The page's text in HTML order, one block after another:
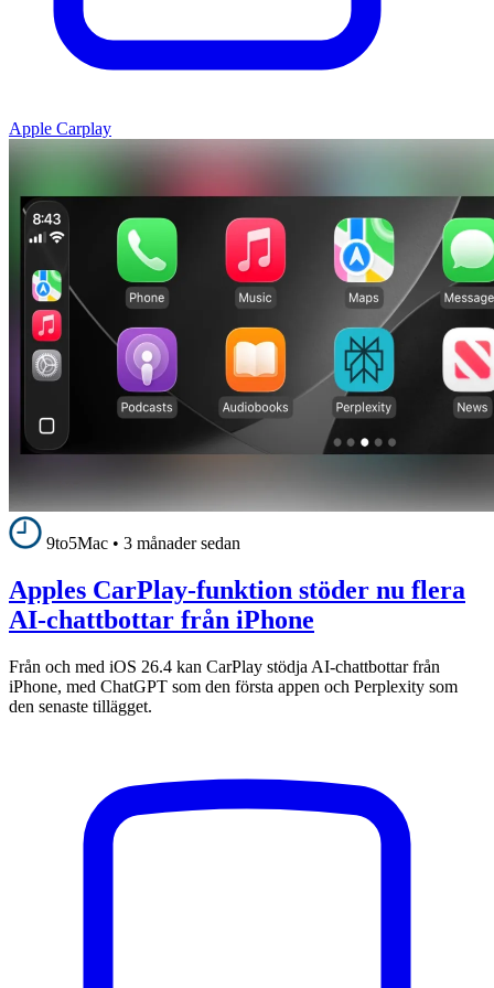
Apple Carplay
9to5Mac • 3 månader sedan
Apples CarPlay-funktion stöder nu flera
AI-chattbottar från iPhone
Från och med iOS 26.4 kan CarPlay stödja AI-chattbottar från
iPhone, med ChatGPT som den första appen och Perplexity som
den senaste tillägget.